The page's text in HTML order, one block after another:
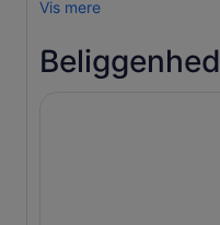
Vis mere
Beliggenhed